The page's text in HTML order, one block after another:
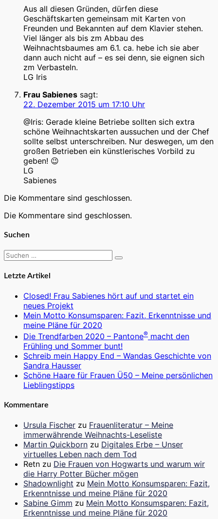
Aus all diesen Gründen, dürfen diese
Geschäftskarten gemeinsam mit Karten von
Freunden und Bekannten auf dem Klavier stehen.
Viel länger als bis zm Abbau des
Weihnachtsbaumes am 6.1. ca. hebe ich sie aber
dann auch nicht auf – es sei denn, sie eignen sich
zm Verbasteln.
LG Iris
Frau Sabienes sagt:
22. Dezember 2015 um 17:10 Uhr
@Iris: Gerade kleine Betriebe sollten sich extra
schöne Weihnachtskarten aussuchen und der Chef
sollte selbst unterschreiben. Nur deswegen, um den
großen Betrieben ein künstlerisches Vorbild zu
geben! 😉
LG
Sabienes
Die Kommentare sind geschlossen.
Die Kommentare sind geschlossen.
Suchen
Suchen
Suchen
Letzte Artikel
Closed! Frau Sabienes hört auf und startet ein
neues Projekt
Mein Motto Konsumsparen: Fazit, Erkenntnisse und
meine Pläne für 2020
Die Trendfarben 2020 – Pantone® macht den
Frühling und Sommer bunt!
Schreib mein Happy End – Wandas Geschichte von
Sandra Hausser
Schöne Haare für Frauen Ü50 – Meine persönlichen
Lieblingstipps
Kommentare
Ursula Fischer zu Frauenliteratur – Meine
immerwährende Weihnachts-Leseliste
Martin Quickborn zu Digitales Erbe – Unser
virtuelles Leben nach dem Tod
Retn zu Die Frauen von Hogwarts und warum wir
die Harry Potter Bücher mögen
Shadownlight zu Mein Motto Konsumsparen: Fazit,
Erkenntnisse und meine Pläne für 2020
Sabine Gimm zu Mein Motto Konsumsparen: Fazit,
Erkenntnisse und meine Pläne für 2020